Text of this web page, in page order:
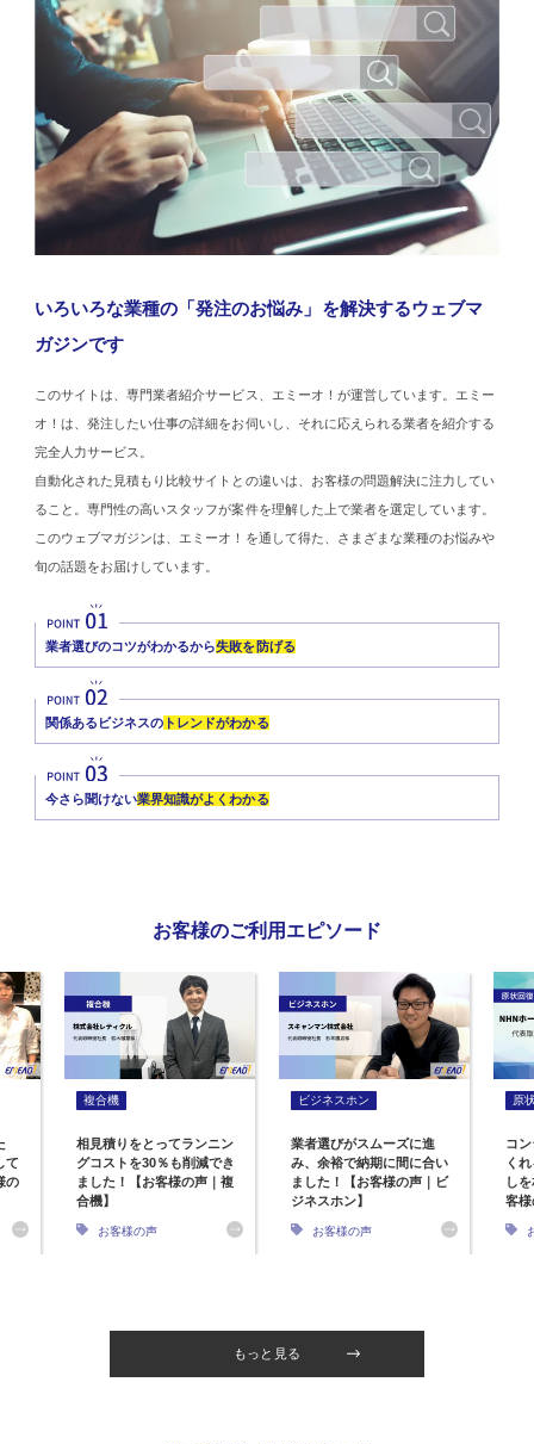
いろいろな業種の「発注のお悩み」を解決するウェブマ
ガジンです
このサイトは、専門業者紹介サービス、エミーオ！が運営しています。エミー
オ！は、発注したい仕事の詳細をお伺いし、それに応えられる業者を紹介する
完全人力サービス。
自動化された見積もり比較サイトとの違いは、お客様の問題解決に注力してい
ること。専門性の高いスタッフが案件を理解した上で業者を選定しています。
このウェブマガジンは、エミーオ！を通して得た、さまざまな業種のお悩みや
旬の話題をお届けしています。
業者選びのコツがわかるから失敗を防げる
関係あるビジネスの トレンドがわかる
今さら聞けない業界知識がよくわかる
お客様のご利用エピソード
て
の
複合機
相見積りをとってランニン
グコストを30％も削減でき
ました！【お客様の声｜複
合機】
お客様の声
ビジネスホン
業者選びがスムーズに進
み、余裕で納期に間に合い
ました！【お客様の声｜ビ
ジネスホン】
お客様の声
原
コ
く
し
客
もっと見る